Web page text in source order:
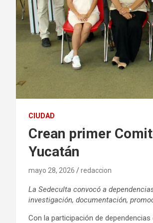
CIUDAD
Crean primer
Yucatán
mayo 28, 2026 redaccion
La Sedeculta convocó a
investigación, documentación,
Con la participación de